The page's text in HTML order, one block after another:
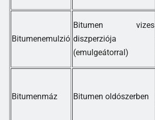
Bitumenemulzió
Bitumen vizes
diszperziója
(emulgeátorral)
Bitumenmáz Bitumen oldószerben